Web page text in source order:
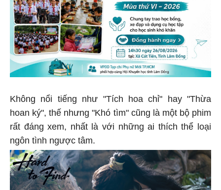
Không nổi tiếng như "Tích hoa chỉ" hay "Thừa
hoan ký", thế nhưng "Khó tìm" cũng là một bộ phim
rất đáng xem, nhất là với những ai thích thể loại
ngôn tình ngược tâm.